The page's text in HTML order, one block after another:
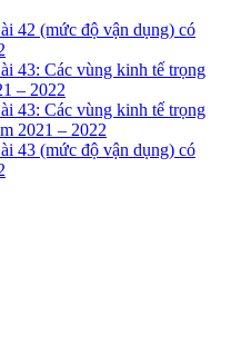
42 (mức độ vận dụng) có
43: Các vùng kinh tế trọng
– 2022
43: Các vùng kinh tế trọng
2021 – 2022
43 (mức độ vận dụng) có